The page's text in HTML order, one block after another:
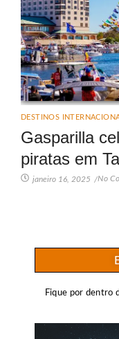
DESTINOS
Gasparilla
piratas em
janeiro 16, 2025 /No
Fique por dentro